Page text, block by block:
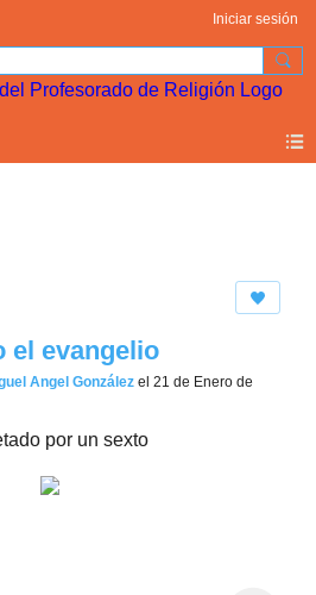
Iniciar sesión
el evangelio
Angel González el 21 de Enero de
por un sexto